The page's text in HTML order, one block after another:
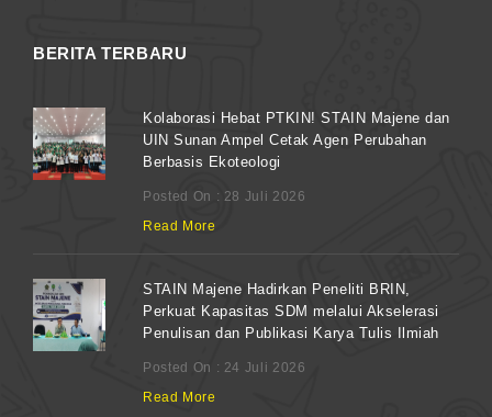
BERITA TERBARU
Kolaborasi Hebat PTKIN! STAIN Majene dan
UIN Sunan Ampel Cetak Agen Perubahan
Berbasis Ekoteologi
Posted On : 28 Juli 2026
Read More
STAIN Majene Hadirkan Peneliti BRIN,
Perkuat Kapasitas SDM melalui Akselerasi
Penulisan dan Publikasi Karya Tulis Ilmiah
Posted On : 24 Juli 2026
Read More